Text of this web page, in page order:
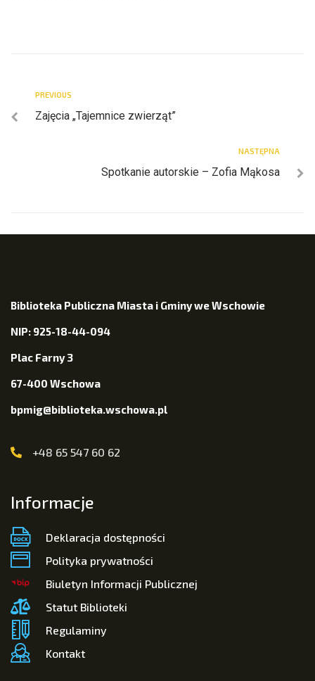
PREVIOUS
Zajęcia „Tajemnice zwierząt”
NASTĘPNA
Spotkanie autorskie – Zofia Mąkosa
Biblioteka Publiczna Miasta i Gminy we Wschowie
NIP: 925-18-44-094
Plac Farny 3
67-400 Wschowa
bpmig@biblioteka.wschowa.pl
+48 65 547 60 62
Informacje
Deklaracja dostępności
Polityka prywatności
Biuletyn Informacji Publicznej
Statut Biblioteki
Regulaminy
Kontakt